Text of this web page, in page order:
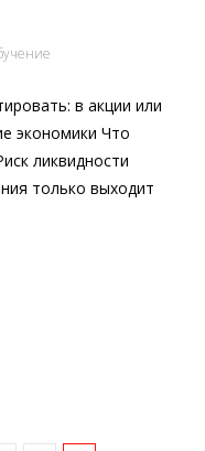
в акции или
экономики Что
ликвидности
только выходит